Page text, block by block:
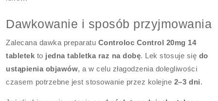
Dawkowanie i sposób przyjmowania
Zalecana dawka preparatu Controloc Control 20mg 14
tabletek to jedna tabletka raz na dobę. Lek stosuje się do
ustąpienia objawów, a w celu złagodzenia dolegliwości
czasem potrzebne jest stosowanie przez kolejne 2–3 dni.